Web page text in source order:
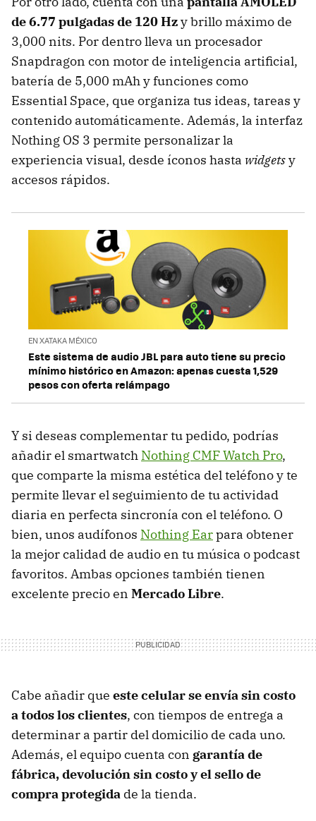
de 6.77 pulgadas de 120 Hzy brillo máximo de
3,000 nits. Por dentro lleva un procesador
Snapdragon con motor de inteligencia artificial,
batería de 5,000 mAh y funciones como
Essential Space, que organiza tus ideas, tareas y
contenido automáticamente. Además, la interfaz
Nothing OS 3 permite personalizar la
experiencia visual, desde íconos hasta widgetsy
accesos rápidos.
EN XATAKA MÉXICO
Este sistema de audio JBL para auto tiene su precio
mínimo histórico en Amazon: apenas cuesta 1,529
pesos con oferta relámpago
Y si deseas complementar tu pedido, podrías
añadir el smartwatch Nothing CMF Watch Pro,
que comparte la misma estética del teléfono y te
permite llevar el seguimiento de tu actividad
diaria en perfecta sincronía con el teléfono. O
bien, unos audífonos Nothing Earpara obtener
la mejor calidad de audio en tu música o podcast
favoritos. Ambas opciones también tienen
excelente precio en Mercado Libre.
Cabe añadir que este celular se envía sin costo
a todos los clientes, con tiempos de entrega a
determinar a partir del domicilio de cada uno.
Además, el equipo cuenta con garantía de
fábrica, devolución sin costo y el sello de
compra protegida de la tienda.